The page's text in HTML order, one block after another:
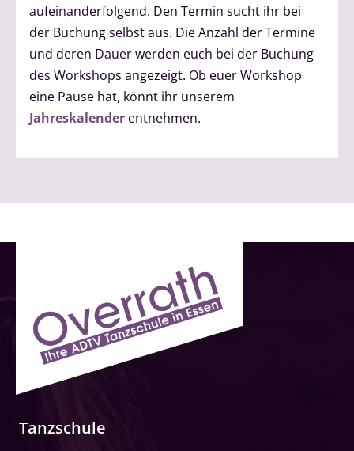
aufeinanderfolgend. Den Termin sucht ihr bei
der Buchung selbst aus. Die Anzahl der Termine
und deren Dauer werden euch bei der Buchung
des Workshops angezeigt. Ob euer Workshop
eine Pause hat, könnt ihr unserem
Jahreskalender entnehmen.
Tanzschule